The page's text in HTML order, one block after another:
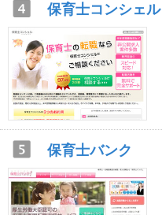
保育士コンシェル
保育士バンク